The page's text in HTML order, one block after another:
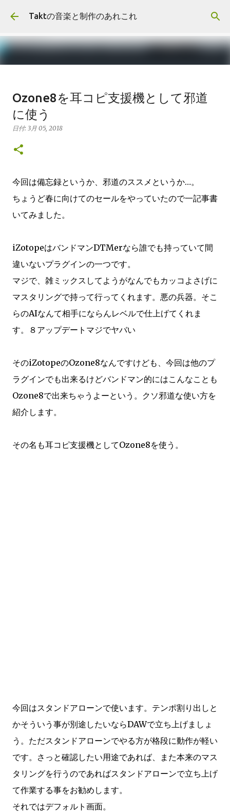
スキップしてメイン コンテンツに移動
Taktの音楽と制作のあれこれ
報告:First EP"Duality"リリースし
ました
日付:11月 10, 2018
Ozone8を耳コピ支援機として邪道
に使う
日付: 3月 05, 2018
今回は備忘録というか、邪道のススメというか…。
ちょうど春に向けてのセールをやっていたので一記事書
いてみました。
iZotopeはバンドマンDTMerなら誰でも持っていて間
違いないプラグインの一つです。
マジで、雑ミックスしてようがなんでもカッコよさげに
マスタリングで持って行ってくれます。悪の兵器。そこ
らのAIなんて相手にならんレベルで仕上げてくれま
す。８アップデートマジでヤバい
そのiZotopeのOzone8なんですけども、今回は他のプ
ラグインでも出来るけどバンドマン的にはこんなことも
Ozone8で出来ちゃうよーという。クソ邪道な使い方を
紹介します。
その名も耳コピ支援機としてOzone8を使う。
今回はスタンドアローンで使います。テンポ割り出しと
かそういう事が別途したいならDAWで立ち上げましょ
う。ただスタンドアローンでやる方が格段に動作が軽い
です。さっと確認したい用途であれば、また本来のマス
タリングを行うのであればスタンドアローンで立ち上げ
て作業する事をお勧めします。
それではデフォルト画面。